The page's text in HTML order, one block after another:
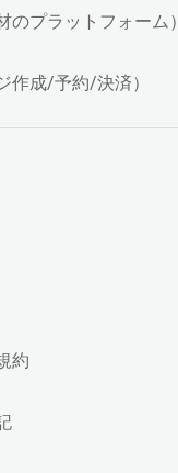
のプラットフォーム）
作成/予約/決済）
約